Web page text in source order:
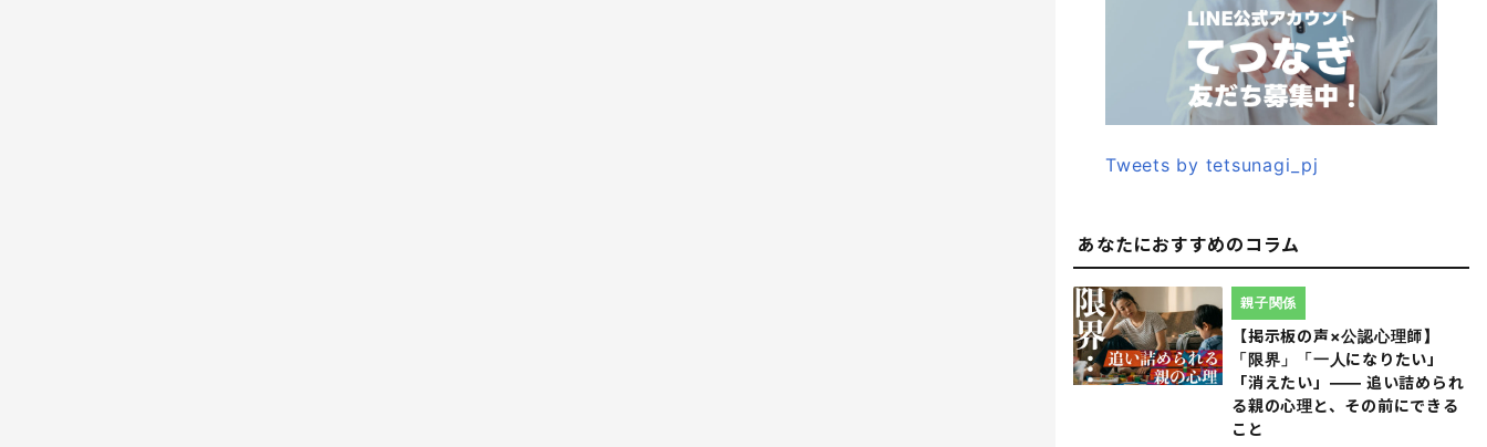
Tweets by tetsunagi_pj
あなたにおすすめのコラム
【掲示板の声×公認心理師】
「限界」「一人になりたい」
「消えたい」―― 追い詰められ
る親の心理と、その前にできる
こと
親子関係